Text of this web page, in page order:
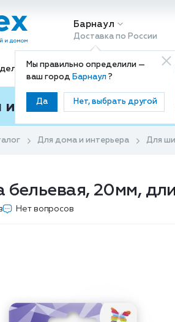
Барнаул
Доставка по России
Мы правильно определили —
ваш город Барнаул?
Да Нет, выбрать другой
Декоративная косметика
и покупки ваши с
Для дома и интерьера Для
бельевая, 20мм,
Нет вопросов